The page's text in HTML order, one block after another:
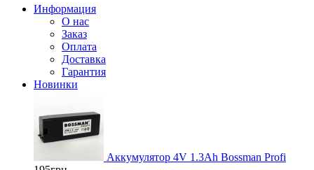
Информация
О нас
Заказ
Оплата
Доставка
Гарантия
Новинки
Аккумулятор 4V 1.3Ah Bossman Profi